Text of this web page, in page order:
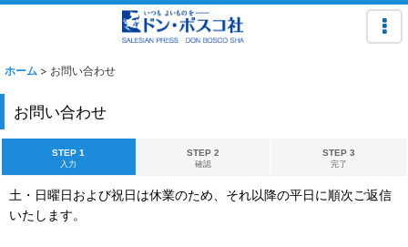
ホーム > お問い合わせ
お問い合わせ
STEP 1
入力
STEP 2
確認
STEP 3
完了
土・日曜日および祝日は休業のため、それ以降の平日に順次ご返信
いたします。